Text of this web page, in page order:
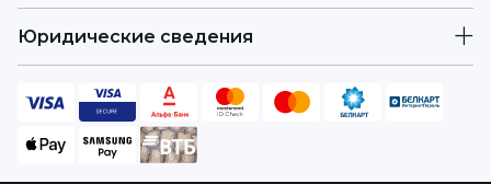
Юридические сведения